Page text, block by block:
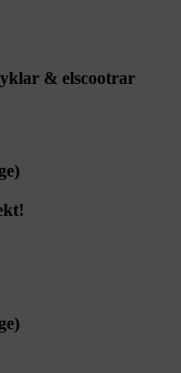
& elscootrar